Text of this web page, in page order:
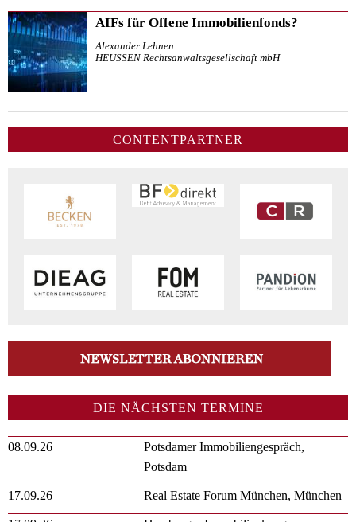
AIFs für Offene Immobilienfonds?
Alexander Lehnen
HEUSSEN Rechtsanwaltsgesellschaft mbH
CONTENTPARTNER
DIE NÄCHSTEN TERMINE
08.09.26
Potsdamer Immobiliengespräch,
Potsdam
17.09.26 Real Estate Forum München, München